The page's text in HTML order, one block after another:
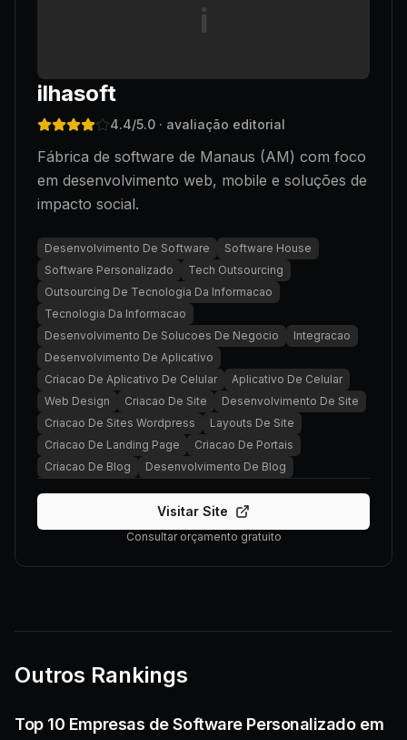
i
ilhasoft
4.4/5.0 · avaliação editorial
Fábrica de software de Manaus (AM) com foco
em desenvolvimento web, mobile e soluções de
impacto social.
Desenvolvimento De Software
Software House
Software Personalizado
Tech Outsourcing
Outsourcing De Tecnologia Da Informacao
Tecnologia Da Informacao
Desenvolvimento De Solucoes De Negocio
Integracao
Desenvolvimento De Aplicativo
Criacao De Aplicativo De Celular
Aplicativo De Celular
Web Design
Criacao De Site
Desenvolvimento De Site
Criacao De Sites Wordpress
Layouts De Site
Criacao De Landing Page
Criacao De Portais
Criacao De Blog
Desenvolvimento De Blog
Visitar Site
Consultar orçamento gratuito
Outros Rankings
Top 10 Empresas de Software Personalizado em